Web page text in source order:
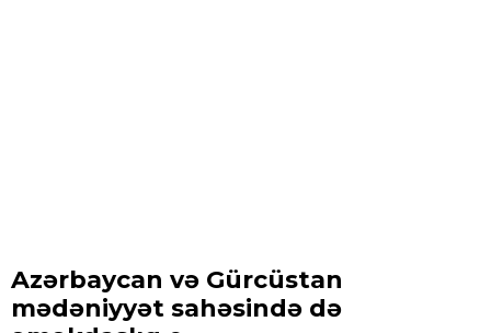
Azərbaycan və Gürcüstan
mədəniyyət sahəsində də